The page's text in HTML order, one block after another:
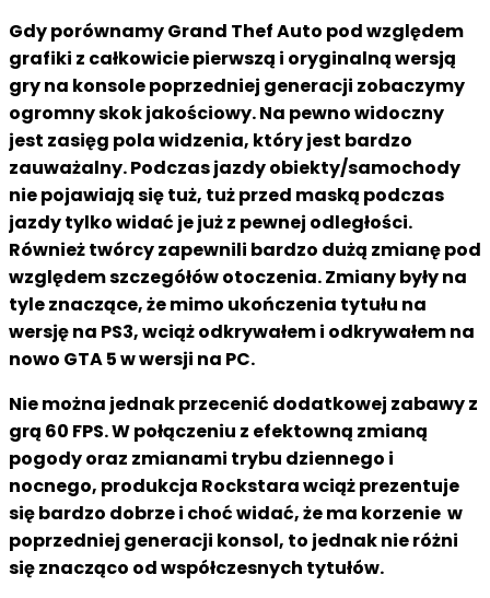
Gdy porównamy Grand Thef Auto pod względem
grafiki z całkowicie pierwszą i oryginalną wersją
gry na konsole poprzedniej generacji zobaczymy
ogromny skok jakościowy. Na pewno widoczny
jest zasięg pola widzenia, który jest bardzo
zauważalny. Podczas jazdy obiekty/samochody
nie pojawiają się tuż, tuż przed maską podczas
jazdy tylko widać je już z pewnej odległości.
Również twórcy zapewnili bardzo dużą zmianę pod
względem szczegółów otoczenia.Zmiany były na
tyle znaczące, że mimo ukończenia tytułu na
wersję na PS3, wciąż odkrywałem i odkrywałem na
nowo GTA 5 w wersji na PC.
Nie można jednak przecenić dodatkowej zabawy z
grą 60 FPS. W połączeniu z efektowną zmianą
pogody oraz zmianami trybu dziennego i
nocnego, produkcja Rockstara wciąż prezentuje
się bardzo dobrze i choć widać, że ma korzenie w
poprzedniej generacji konsol, to jednak nie różni
się znacząco od współczesnych tytułów.